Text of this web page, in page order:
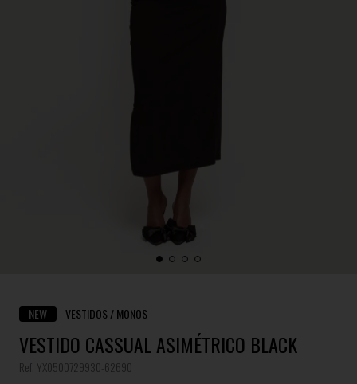
NEW VESTIDOS / MONOS
VESTIDO CASSUAL ASIMÉTRICO BLACK
Ref. YX0500729930-62690